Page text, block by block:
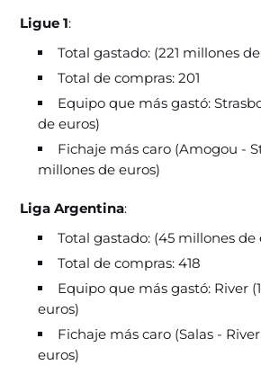
Ligue 1:
Total gastado: (221 millones
Total de compras: 201
Equipo que más gastó:
de euros)
Fichaje más caro (Amogou -
millones de euros)
Liga Argentina:
Total gastado: (45 millones de
Total de compras: 418
Equipo que más gastó: River
euros)
Fichaje más caro (Salas -
euros)